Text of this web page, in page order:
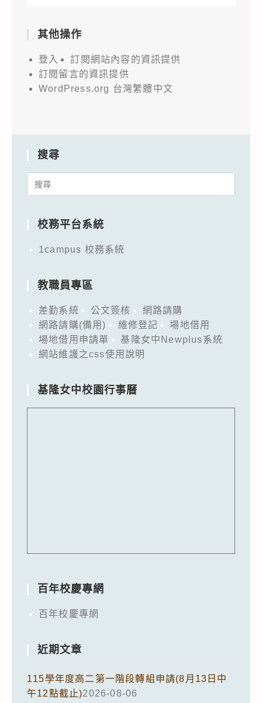
其他操作
登入
訂閱網站內容的資訊提供
訂閱留言的資訊提供
WordPress.org 台灣繁體中文
搜尋
Search
校務平台系統
1campus 校務系統
教職員專區
差勤系統 公文簽核
網路請購
網路請購(備用)
維修登記
場地借用
場地借用申請單
基隆女中Newplus系統
網站維護之css使用說明
基隆女中校園行事曆
百年校慶專網
百年校慶專網
近期文章
115學年度高二第一階段轉組申請(8月13日中
午12點截止)2026-08-06